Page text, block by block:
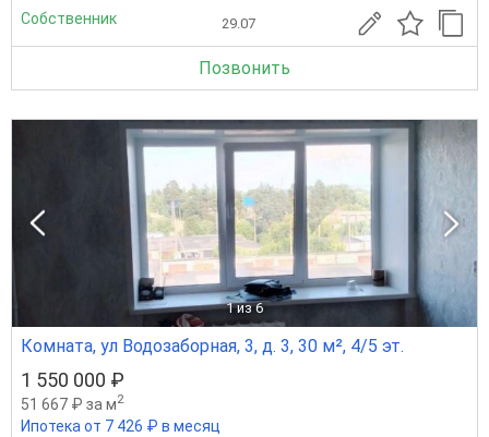
Собственник 29.07
Позвонить
1 из 6
Комната, ул Водозаборная, 3, д. 3, 30 м², 4/5 эт.
1 550 000 ₽
51 667 ₽ за м2
Ипотека от 7 426 ₽ в месяц